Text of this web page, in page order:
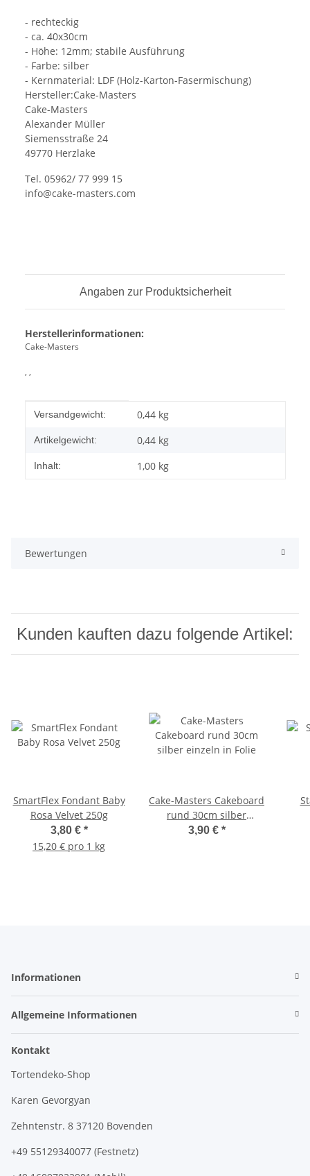
- rechteckig
- ca. 40x30cm
- Höhe: 12mm; stabile Ausführung
- Farbe: silber
- Kernmaterial: LDF (Holz-Karton-Fasermischung)
Hersteller:Cake-Masters
Cake-Masters
Alexander Müller
Siemensstraße 24
49770 Herzlake
Tel. 05962/ 77 999 15
info@cake-masters.com
Angaben zur Produktsicherheit
Herstellerinformationen:
Cake-Masters
, ,
Produkteigenschaft
Wert
Versandgewicht: 0,44 kg
Artikelgewicht: 0,44 kg
Inhalt: 1,00 kg
Bewertungen
Kunden kauften dazu folgende Artikel:
SmartFlex Fondant Baby
Rosa Velvet 250g
3,80 € *
15,20 € pro 1 kg
Cake-Masters Cakeboard
rund 30cm silber
einzeln in Folie
3,90 € *
Informationen
Allgemeine Informationen
Kontakt
Tortendeko-Shop
Karen Gevorgyan
Zehntenstr. 8 37120 Bovenden
+49 55129340077 (Festnetz)